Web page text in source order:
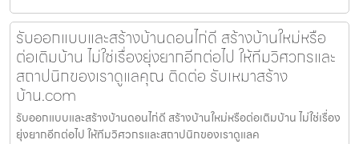
รับออกแบบและสร้างบ้านดอนไก่ดี สร้างบ้านใหม่หรือ
ต่อเติมบ้าน ไม่ใช่เรื่องยุ่งยากอีกต่อไป ให้ทีมวิศวกรและ
สถาปนิกของเราดูแลคุณ ติดต่อ รับเหมาสร้าง
บ้าน.com
รับออกแบบและสร้างบ้านดอนไก่ดี สร้างบ้านใหม่หรือต่อเติมบ้าน ไม่ใช่เรื่อง
ยุ่งยากอีกต่อไป ให้ทีมวิศวกรและสถาปนิกของเราดูแลค